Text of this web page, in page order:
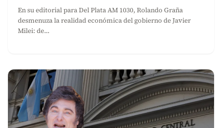
En su editorial para Del Plata AM 1030, Rolando Graña
desmenuza la realidad económica del gobierno de Javier
Milei: de…